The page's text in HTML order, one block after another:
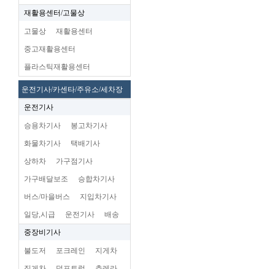
재활용센터/고물상
고물상 재활용센터
중고재활용센터
플라스틱재활용센터
운전기사/카센타/주유소/세차장
운전기사
승용차기사 봉고차기사
화물차기사 택배기사
상하차 가구점기사
가구배달보조 승합차기사
버스/마을버스 지입차기사
일당,시급 운전기사 배송
중장비기사
불도저 포크레인 지게차